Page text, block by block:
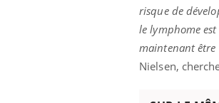
risque de
le lymphome
maintenant être
Nielsen,